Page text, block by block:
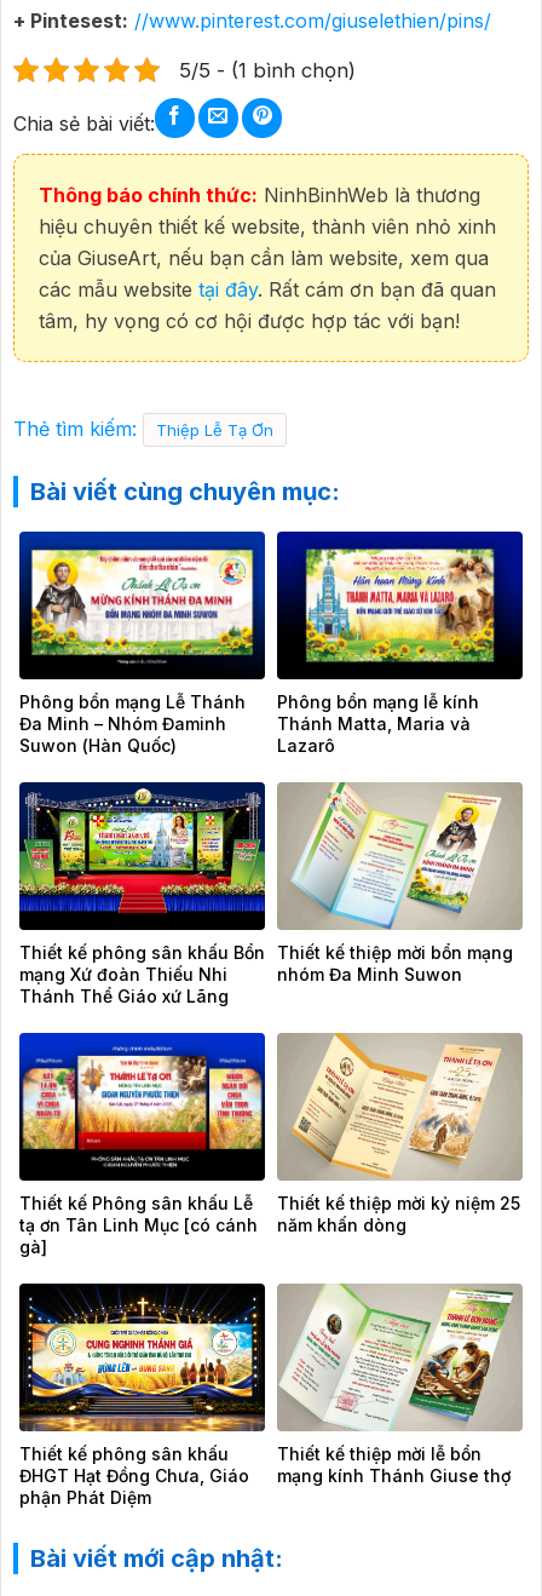
+ Pintesest: //www.pinterest.com/giuselethien/pins/
5/5 - (1 bình chọn)
Chia sẻ bài viết:
Thông báo chính thức: NinhBinhWeb là thương
hiệu chuyên thiết kế website, thành viên nhỏ xinh
của GiuseArt, nếu bạn cần làm website, xem qua
các mẫu website tại đây. Rất cám ơn bạn đã quan
tâm, hy vọng có cơ hội được hợp tác với bạn!
Thẻ tìm kiếm: Thiệp Lễ Tạ Ơn
Bài viết cùng chuyên mục:
Phông bổn mạng Lễ Thánh
Đa Minh – Nhóm Đaminh
Suwon (Hàn Quốc)
Phông bổn mạng lễ kính
Thánh Matta, Maria và
Lazarô
Thiết kế phông sân khấu Bổn
mạng Xứ đoàn Thiếu Nhi
Thánh Thể Giáo xứ Lãng
Thiết kế thiệp mời bổn mạng
nhóm Đa Minh Suwon
Thiết kế Phông sân khấu Lễ
tạ ơn Tân Linh Mục [có cánh
gà]
Thiết kế thiệp mời kỷ niệm 25
năm khấn dòng
Thiết kế phông sân khấu
ĐHGT Hạt Đồng Chưa, Giáo
phận Phát Diệm
Thiết kế thiệp mời lễ bổn
mạng kính Thánh Giuse thợ
Bài viết mới cập nhật: